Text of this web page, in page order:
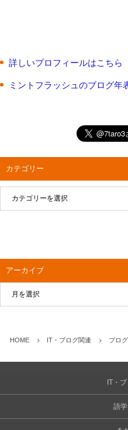
詳しいプロフィールはこちら
ミントフラッシュのブログ年
カテゴリー
アーカイブ
HOME IT・ブログ関連 ブログ
IT・
語